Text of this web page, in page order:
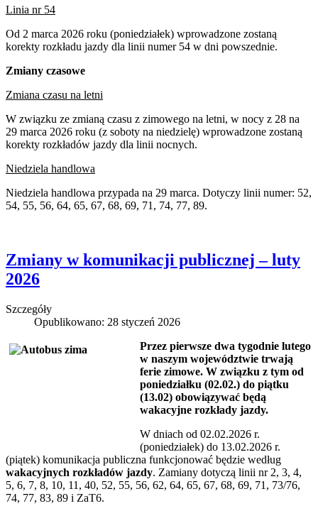
Linia nr 54
Od 2 marca 2026 roku (poniedziałek) wprowadzone zostaną
korekty rozkładu jazdy dla linii numer 54 w dni powszednie.
Zmiany czasowe
Zmiana czasu na letni
W związku ze zmianą czasu z zimowego na letni, w nocy z 28 na
29 marca 2026 roku (z soboty na niedzielę) wprowadzone zostaną
korekty rozkładów jazdy dla linii nocnych.
Niedziela handlowa
Niedziela handlowa przypada na 29 marca. Dotyczy linii numer: 52,
54, 55, 56, 64, 65, 67, 68, 69, 71, 74, 77, 89.
Zmiany w komunikacji publicznej – luty
2026
Szczegóły
Opublikowano: 28 styczeń 2026
Przez pierwsze dwa tygodnie lutego
w naszym województwie trwają
ferie zimowe. W związku z tym od
poniedziałku (02.02.) do piątku
(13.02) obowiązywać będą
wakacyjne rozkłady jazdy.
W dniach od 02.02.2026 r.
(poniedziałek) do 13.02.2026 r.
(piątek) komunikacja publiczna funkcjonować będzie według
wakacyjnych rozkładów jazdy. Zamiany dotyczą linii nr 2, 3, 4,
5, 6, 7, 8, 10, 11, 40, 52, 55, 56, 62, 64, 65, 67, 68, 69, 71, 73/76,
74, 77, 83, 89 i ZaT6.